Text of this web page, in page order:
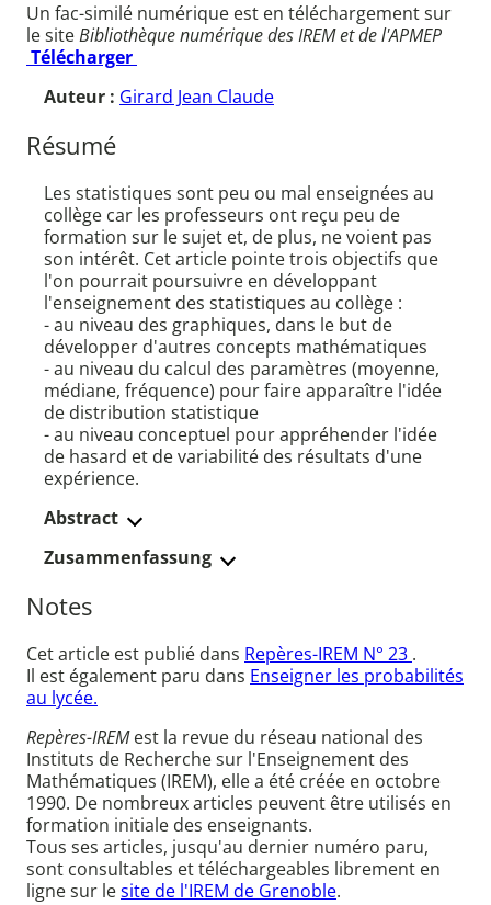
Un fac-similé numérique est en téléchargement sur
le siteBibliothèque numérique des IREM et de l'APMEP
Télécharger
Auteur : Girard Jean Claude
Résumé
Les statistiques sont peu ou mal enseignées au
collège car les professeurs ont reçu peu de
formation sur le sujet et, de plus, ne voient pas
son intérêt. Cet article pointe trois objectifs que
l'on pourrait poursuivre en développant
l'enseignement des statistiques au collège :
- au niveau des graphiques, dans le but de
développer d'autres concepts mathématiques
- au niveau du calcul des paramètres (moyenne,
médiane, fréquence) pour faire apparaître l'idée
de distribution statistique
- au niveau conceptuel pour appréhender l'idée
de hasard et de variabilité des résultats d'une
expérience.
Abstract
Zusammenfassung
Notes
Cet article est publié dans Repères-IREM N° 23 .
Il est également paru dans Enseigner les probabilités
au lycée.
Repères-IREMest la revue du réseau national des
Instituts de Recherche sur l'Enseignement des
Mathématiques (IREM), elle a été créée en octobre
1990. De nombreux articles peuvent être utilisés en
formation initiale des enseignants.
Tous ses articles, jusqu'au dernier numéro paru,
sont consultables et téléchargeables librement en
ligne sur lesite de l'IREM de Grenoble.